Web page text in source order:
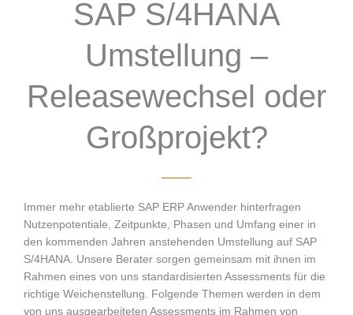
SAP S/4HANA
Umstellung –
Releasewechsel oder
Großprojekt?
Immer mehr etablierte SAP ERP Anwender hinterfragen
Nutzenpotentiale, Zeitpunkte, Phasen und Umfang einer in
den kommenden Jahren anstehenden Umstellung auf SAP
S/4HANA. Unsere Berater sorgen gemeinsam mit ihnen im
Rahmen eines von uns standardisierten Assessments für die
richtige Weichenstellung. Folgende Themen werden in dem
von uns ausgearbeiteten Assessments im Rahmen von